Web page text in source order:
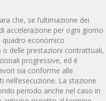
che, se l’ultimazione dei
accelerazione per ogni giorno
quadro economico
o delle prestazioni contrattuali,
progressive, ed è
sia conforme alle
La stazione
periodo anche nel caso in